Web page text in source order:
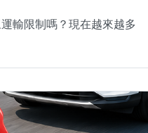
輸限制嗎？現在越來越多